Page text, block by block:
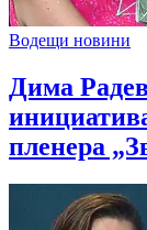
Водещи новини
Дима
пленера